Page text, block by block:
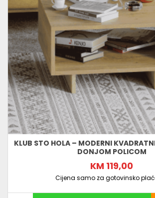
KLUB STO HOLA – MODERNI
DONJOM POLICOM
KM 119,00
Cijena samo za gotovinsko